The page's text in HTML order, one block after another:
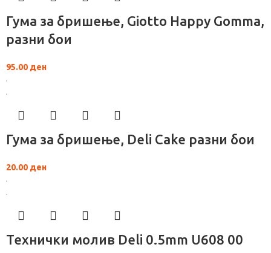
Гума за бришење, Giotto Happy Gomma,
разни бои
95.00 ден
Гума за бришење, Deli Cake разни бои
20.00 ден
Технички молив Deli 0.5mm U608 00